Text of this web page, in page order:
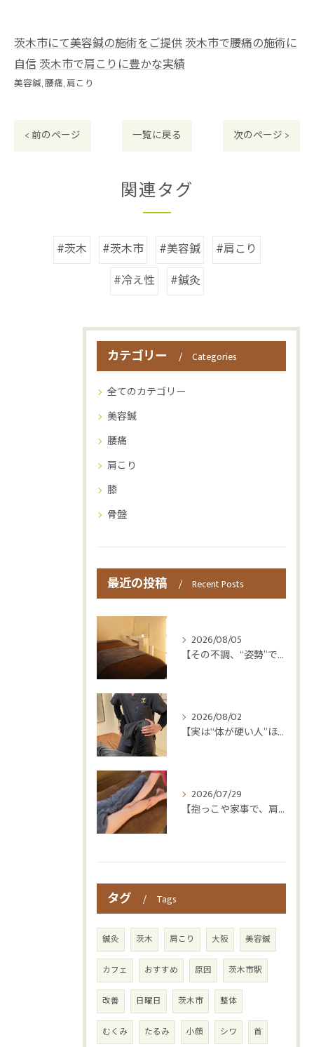
茨木市にて美容鍼の施術をご提供茨木市で腰痛の施術に
自信茨木市で肩こりに豊かな実績
美容鍼 腰痛 肩こり
< 前のページ 一覧に戻る 次のページ >
関連タグ
#茨木 #茨木市 #美容鍼
#肩こり
#冷え性
#鍼灸
カテゴリー Categories
全てのカテゴリー
美容鍼
腰痛
肩こり
膝
骨盤
最近の投稿 Recent Posts
2026/08/05
【その不調、“姿勢”ではなく“呼吸”かもしれません😮‍💨】
2026/08/02
【実は“体が硬い人”ほど疲れやすい😳】
2026/07/29
【抱っこや家事で、肩・腰つらくなっていませんか？👶💦】
タグ Tags
鍼灸 茨木 肩こり 大阪 美容鍼
カフェ おすすめ 原因 茨木市駅
改善 日曜日 茨木市 整体
むくみ たるみ 小顔 シワ 首